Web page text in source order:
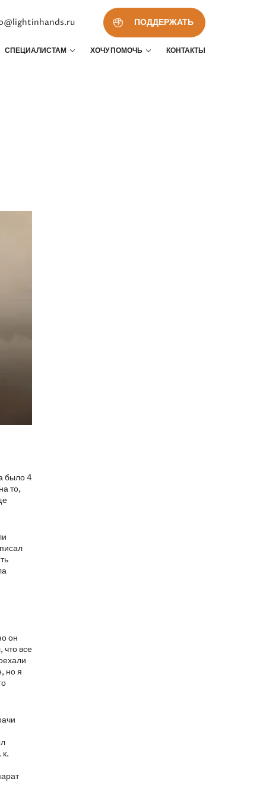
ПОДДЕРЖАТЬ
СПЕЦИАЛИСТАМ ХОЧУ ПОМОЧЬ КОНТАКТЫ
было 4
то,
он
что все
но я